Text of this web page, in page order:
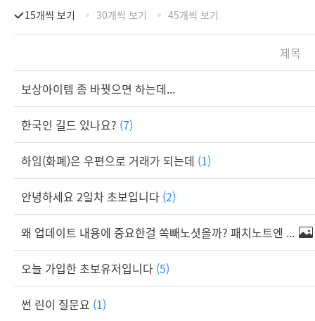
15개씩 보기 30개씩 보기 45개씩 보기
제목
보상아이템 좀 바꿧으면 하는데...
한국인 길드 있나요? (7)
하임(화폐)은 우편으로 거래가 되는데 (1)
안녕하세요 2일차 초보입니다 (2)
왜 업데이트 내용에 중요한걸 쏙빼노셧을까? 패치노트엔 ...
오늘 가입한 초보유저입니다 (5)
썬 린이 질문요 (1)